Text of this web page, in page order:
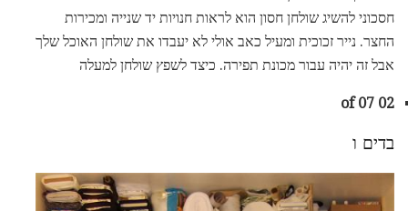
חסכוני להשיג שולחן חסון הוא לראות חנויות יד שנייה ומכירות
החצר. נייר זכוכית ומעיל כאב אולי לא יעבדו את שולחן האוכל שלך
אבל זה יהיה עבור מכונת תפירה. כיצד לשפץ שולחן למעלה
02 of 07
בדים ו